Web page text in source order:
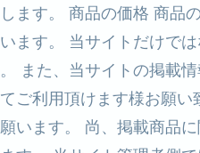
ます。 商品の価格 商品
ます。 当サイトだけで
また、当サイトの掲載
ご利用頂けます様お願
います。 尚、掲載商品